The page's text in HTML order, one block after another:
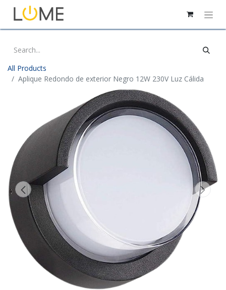
All Products
Aplique Redondo de exterior Negro 12W 230V Luz Cálida